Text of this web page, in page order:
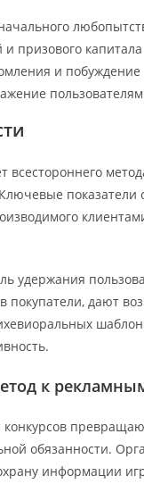
призового капитала
и
пользователям
удержания
дают
к
обязанности.
информации